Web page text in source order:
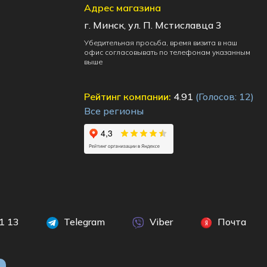
Адрес магазина
г. Минск, ул. П. Мстиславца 3
Убедительная просьба, время визита в наш
офис согласовывать по телефонам указанным
выше
Рейтинг компании: 4.91 (Голосов: 12)
Все регионы
13 Telegram Viber Почта